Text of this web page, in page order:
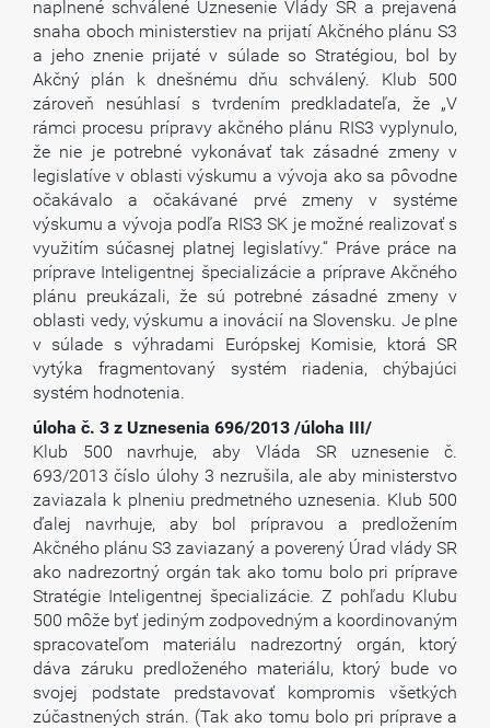
naplnené schválené Uznesenie Vlády SR a prejavená
snaha oboch ministerstiev na prijatí Akčného plánu S3
a jeho znenie prijaté v súlade so Stratégiou, bol by
Akčný plán k dnešnému dňu schválený. Klub 500
zároveň nesúhlasí s tvrdením predkladateľa, že „V
rámci procesu prípravy akčného plánu RIS3 vyplynulo,
že nie je potrebné vykonávať tak zásadné zmeny v
legislatíve v oblasti výskumu a vývoja ako sa pôvodne
očakávalo a očakávané prvé zmeny v systéme
výskumu a vývoja podľa RIS3 SK je možné realizovať s
využitím súčasnej platnej legislatívy.“ Práve práce na
príprave Inteligentnej špecializácie a príprave Akčného
plánu preukázali, že sú potrebné zásadné zmeny v
oblasti vedy, výskumu a inovácií na Slovensku. Je plne
v súlade s výhradami Európskej Komisie, ktorá SR
vytýka fragmentovaný systém riadenia, chýbajúci
systém hodnotenia.
úloha č. 3 z Uznesenia 696/2013 /úloha III/
Klub 500 navrhuje, aby Vláda SR uznesenie č.
693/2013 číslo úlohy 3 nezrušila, ale aby ministerstvo
zaviazala k plneniu predmetného uznesenia. Klub 500
ďalej navrhuje, aby bol prípravou a predložením
Akčného plánu S3 zaviazaný a poverený Úrad vlády SR
ako nadrezortný orgán tak ako tomu bolo pri príprave
Stratégie Inteligentnej špecializácie. Z pohľadu Klubu
500 môže byť jediným zodpovedným a koordinovaným
spracovateľom materiálu nadrezortný orgán, ktorý
dáva záruku predloženého materiálu, ktorý bude vo
svojej podstate predstavovať kompromis všetkých
zúčastnených strán. (Tak ako tomu bolo pri príprave a